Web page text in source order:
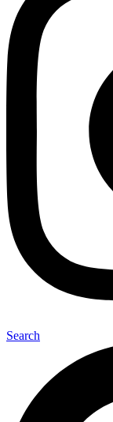
Search